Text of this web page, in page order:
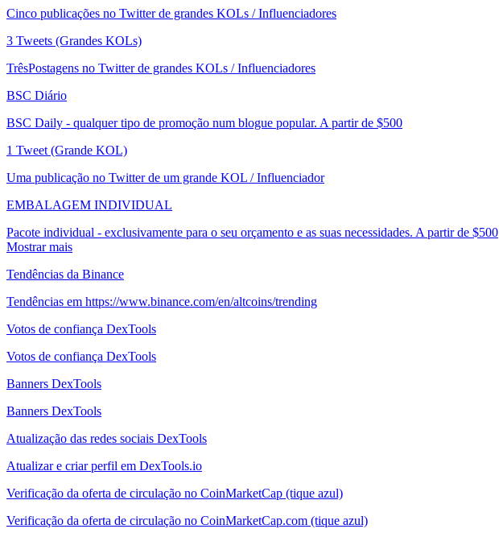
Cinco publicações no Twitter de grandes KOLs / Influenciadores
3 Tweets (Grandes KOLs)
TrêsPostagens no Twitter de grandes KOLs / Influenciadores
BSC Diário
BSC Daily - qualquer tipo de promoção num blogue popular. A partir de $500
1 Tweet (Grande KOL)
Uma publicação no Twitter de um grande KOL / Influenciador
EMBALAGEM INDIVIDUAL
Pacote individual - exclusivamente para o seu orçamento e as suas necessidades. A partir de $500
Mostrar mais
Tendências da Binance
Tendências em https://www.binance.com/en/altcoins/trending
Votos de confiança DexTools
Votos de confiança DexTools
Banners DexTools
Banners DexTools
Atualização das redes sociais DexTools
Atualizar e criar perfil em DexTools.io
Verificação da oferta de circulação no CoinMarketCap (tique azul)
Verificação da oferta de circulação no CoinMarketCap.com (tique azul)